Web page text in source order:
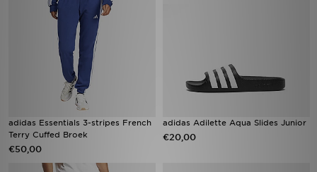
adidas Essentials 3-stripes French
Terry Cuffed Broek
€50,00
adidas Adilette Aqua Slides Junior
€20,00